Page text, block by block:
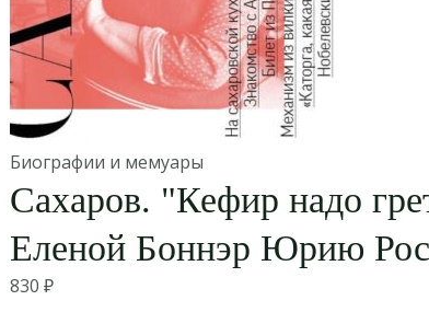
Биографии и мемуары
Сахаров. "Кефир надо
Еленой Боннэр Юрию
830 ₽